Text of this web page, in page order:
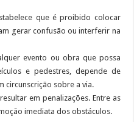
que é proibido colocar
gerar confusão ou interferir na
evento ou obra que possa
e pedestres, depende de
circunscrição sobre a via.
em penalizações. Entre as
imediata dos obstáculos.